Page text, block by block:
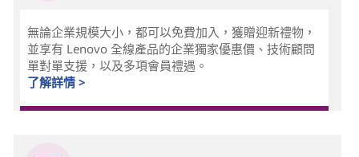
無論企業規模大小，都可以免費加入，獲贈迎新禮物，
並享有 Lenovo 全線產品的企業獨家優惠價、技術顧問
單對單支援，以及多項會員禮遇。
了解詳情 >